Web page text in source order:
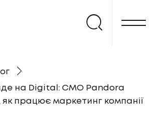
на Digital: CMO Pandora
як працює маркетинг компанії